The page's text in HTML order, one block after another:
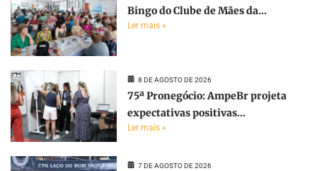
Bingo do Clube de Mães da...
Ler mais »
8 DE AGOSTO DE 2026
75ª Pronegócio: AmpeBr projeta
expectativas positivas...
Ler mais »
7 DE AGOSTO DE 2026